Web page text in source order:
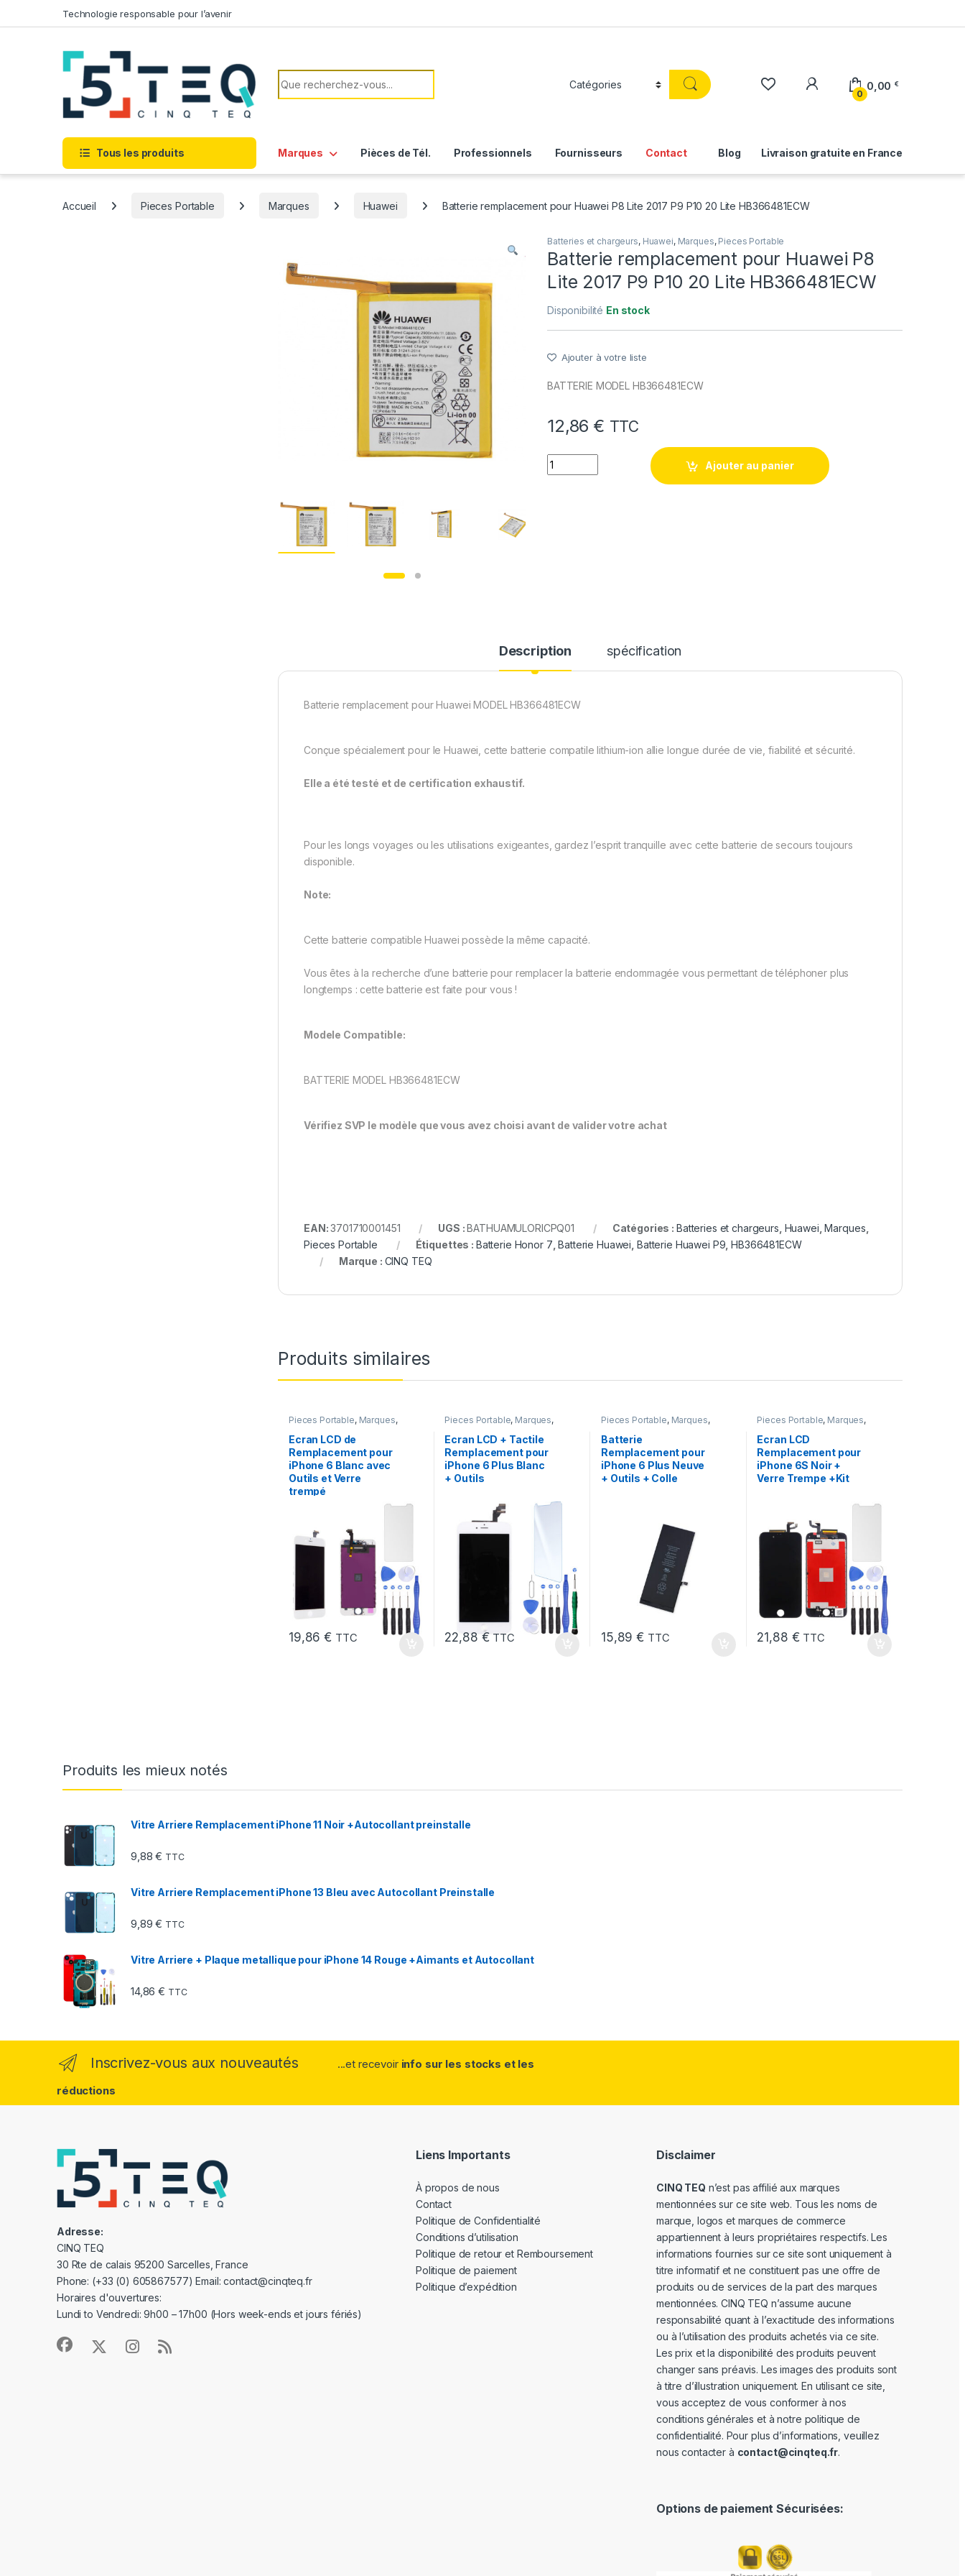
Technologie responsable pour l’avenir
Rechercher:
0
0,00 €
Tous les produits Marques Pièces de Tél. Professionnels Fournisseurs Contact Livraison gratuite en France
Blog
Accueil Pieces Portable Marques Huawei Batterie remplacement pour Huawei P8 Lite 2017 P9 P10 20 Lite HB366481ECW
Batteries et chargeurs, Huawei, Marques, Pieces Portable
Batterie remplacement pour Huawei P8
Lite 2017 P9 P10 20 Lite HB366481ECW
Disponibilité En stock
Ajouter à votre liste
BATTERIE MODEL HB366481ECW
12,86 € TTC
quantité de Batterie remplacement pour Huawei P8 Lite 2017 P9 P10 20 Lite
Ajouter au panier
Description spécification
Batterie remplacement pour Huawei MODEL HB366481ECW
Conçue spécialement pour le Huawei, cette batterie compatile lithium-ion allie longue durée de vie, fiabilité et sécurité.
Elle a été testé et de certification exhaustif.
Pour les longs voyages ou les utilisations exigeantes, gardez l’esprit tranquille avec cette batterie de secours toujours
disponible.
Note:
Cette batterie compatible Huawei possède la même capacité.
Vous êtes à la recherche d’une batterie pour remplacer la batterie endommagée vous permettant de téléphoner plus
longtemps : cette batterie est faite pour vous !
Modele Compatible:
BATTERIE MODEL HB366481ECW
Vérifiez SVP le modèle que vous avez choisi avant de valider votre achat
EAN:3701710001451 UGS :BATHUAMULORICPQ01 Catégories : Batteries et chargeurs Huawei ,Marques
Pieces Portable
Étiquettes : Batterie Honor 7 ,Batterie Huawei Batterie Huawei P9 ,HB366481ECW
Marque : CINQ TEQ
Produits similaires
Pieces Portable, Marques,
Ecran LCD de
Remplacement pour
iPhone 6 Blanc avec
Outils et Verre
trempé
19,86€ TTC
Pieces Portable, Marques,
iPhone 6 Plus
Ecran LCD + Tactile
Remplacement pour
iPhone 6 Plus Blanc
+ Outils
22,88 € TTC
Pieces Portable, Marques,
Batteries et
chargeurs
Batterie
Remplacement pour
iPhone 6 Plus Neuve
+ Outils + Colle
15,89€ TTC
Pieces Portable, Marques,
iPhone 6s
Ecran LCD
Remplacement pour
iPhone 6S Noir +
Verre Trempe +Kit
21,88 € TTC
Produits les mieux notés
Vitre Arriere Remplacement iPhone 11 Noir +Autocollant preinstalle
9,88€ TTC
Vitre Arriere Remplacement iPhone 13 Bleu avec Autocollant Preinstalle
9,89€ TTC
Vitre Arriere + Plaque metallique pour iPhone 14 Rouge +Aimants et Autocollant
14,86€ TTC
Inscrivez-vous aux nouveautés ...et recevoir info sur les stocks et les
réductions
Adresse:
CINQ TEQ
30 Rte de calais 95200 Sarcelles, France
Phone: (+33 (0) 605867577) Email: contact@cinqteq.fr
Horaires d'ouvertures:
Lundi to Vendredi: 9h00 – 17h00 (Hors week-ends et jours fériés)
Liens Importants
À propos de nous
Contact
Politique de Confidentialité
Conditions d’utilisation
Politique de retour et Remboursement
Politique de paiement
Politique d’expédition
Disclaimer
CINQ TEQ n’est pas affilié aux marques
mentionnées sur ce site web. Tous les noms de
marque, logos et marques de commerce
appartiennent à leurs propriétaires respectifs. Les
informations fournies sur ce site sont uniquement à
titre informatif et ne constituent pas une offre de
produits ou de services de la part des marques
mentionnées. CINQ TEQ n’assume aucune
responsabilité quant à l’exactitude des informations
ou à l’utilisation des produits achetés via ce site.
Les prix et la disponibilité des produits peuvent
changer sans préavis. Les images des produits sont
à titre d’illustration uniquement. En utilisant ce site,
vous acceptez de vous conformer à nos
conditions générales et à notre politique de
confidentialité. Pour plus d’informations, veuillez
nous contacter à contact@cinqteq.fr.
Options de paiement Sécurisées: